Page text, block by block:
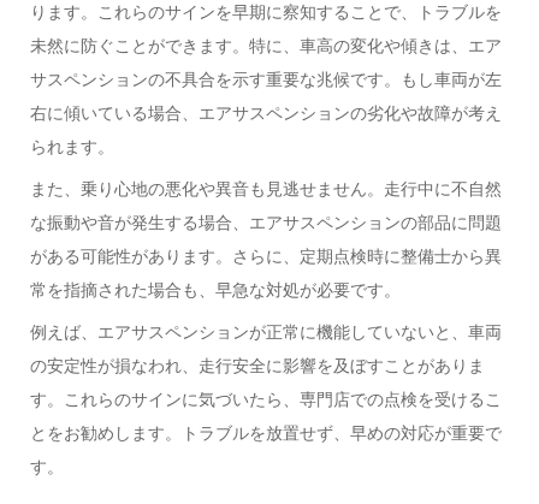
ります。これらのサインを早期に察知することで、トラブルを
未然に防ぐことができます。特に、車高の変化や傾きは、エア
サスペンションの不具合を示す重要な兆候です。もし車両が左
右に傾いている場合、エアサスペンションの劣化や故障が考え
られます。
また、乗り心地の悪化や異音も見逃せません。走行中に不自然
な振動や音が発生する場合、エアサスペンションの部品に問題
がある可能性があります。さらに、定期点検時に整備士から異
常を指摘された場合も、早急な対処が必要です。
例えば、エアサスペンションが正常に機能していないと、車両
の安定性が損なわれ、走行安全に影響を及ぼすことがありま
す。これらのサインに気づいたら、専門店での点検を受けるこ
とをお勧めします。トラブルを放置せず、早めの対応が重要で
す。